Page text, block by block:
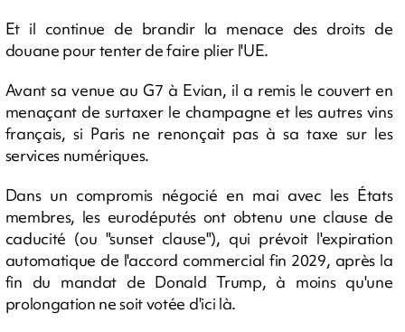
Et il continue de brandir la menace des droits de
douane pour tenter de faire plier l'UE.
Avant sa venue au G7 à Evian, il a remis le couvert en
menaçant de surtaxer le champagne et les autres vins
français, si Paris ne renonçait pas à sa taxe sur les
services numériques.
Dans un compromis négocié en mai avec les États
membres, les eurodéputés ont obtenu une clause de
caducité (ou "sunset clause"), qui prévoit l'expiration
automatique de l'accord commercial fin 2029, après la
fin du mandat de Donald Trump, à moins qu'une
prolongation ne soit votée d'ici là.